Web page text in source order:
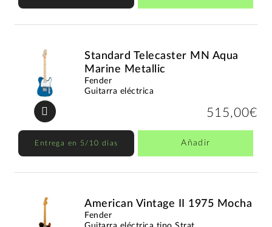
Standard Telecaster MN Aqua
Marine Metallic
Fender
Guitarra eléctrica
515,00€
Entrega en 5/10 días Añadir
American Vintage II 1975 Mocha
Fender